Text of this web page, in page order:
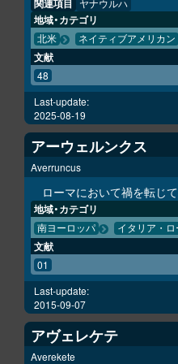
関連項目 ヤナウルハ
地域・カテゴリ
北米 ネイティブアメリカン
文献
48
Last-update:
2025-08-19
アーウェルンクス
Averruncus
ローマにおいて禍を転じ
地域・カテゴリ
南ヨーロッパ イタリア・
文献
01
Last-update:
2015-09-07
アヴェレケテ
Averekete